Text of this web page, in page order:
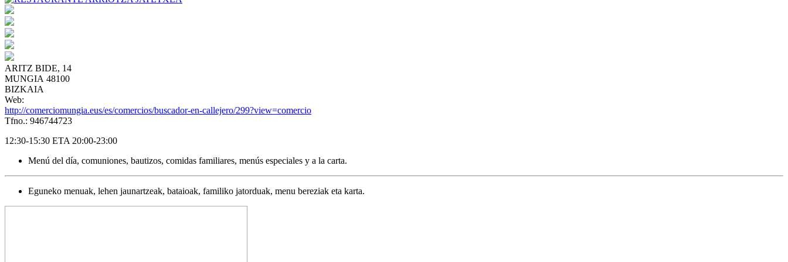
ARITZ BIDE, 14
MUNGIA 48100
BIZKAIA
Web:
http://comerciomungia.eus/es/comercios/buscador-en-callejero/299?view=comercio
Tfno.: 946744723
12:30-15:30 ETA 20:00-23:00
Menú del día, comuniones, bautizos, comidas familiares, menús especiales y a la carta.
Eguneko menuak, lehen jaunartzeak, bataioak, familiko jatorduak, menu bereziak eta karta.